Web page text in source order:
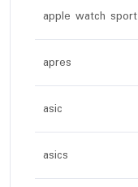
apple watch sport
apres
asic
asics